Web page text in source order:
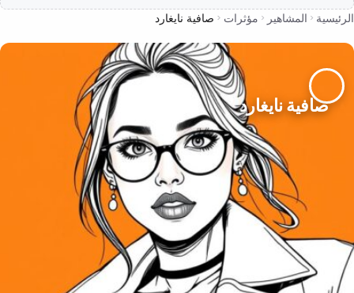
الرئيسية المشاهير مؤثرات صافية نايغارد
صافية نايغارد